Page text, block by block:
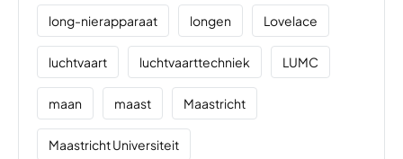
long-nierapparaat longen Lovelace
luchtvaart luchtvaarttechniek LUMC
maan maast Maastricht
Maastricht Universiteit